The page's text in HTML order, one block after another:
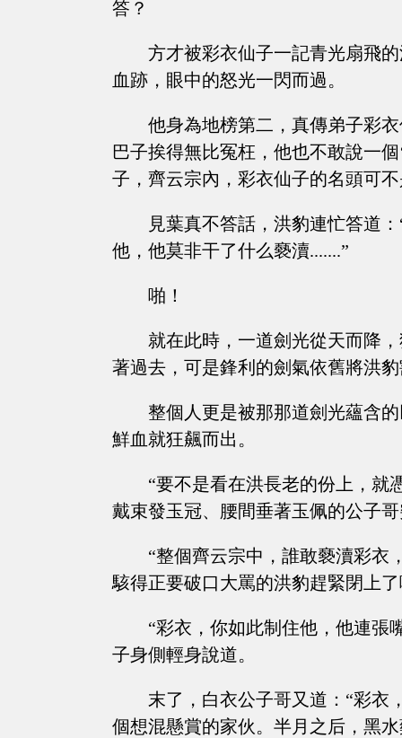
答？
方才被彩衣仙子一記青光扇飛
血跡，眼中的怒光一閃而過。
他身為地榜第二，真傳弟子彩
巴子挨得無比冤枉，他也不敢說一
子，齊云宗內，彩衣仙子的名頭可
見葉真不答話，洪豹連忙答道
他，他莫非干了什么褻瀆.......”
啪！
就在此時，一道劍光從天而降
著過去，可是鋒利的劍氣依舊將洪
整個人更是被那那道劍光蘊含
鮮血就狂飆而出。
“要不是看在洪長老的份上，就
戴束發玉冠、腰間垂著玉佩的公子
“整個齊云宗中，誰敢褻瀆彩衣
駭得正要破口大罵的洪豹趕緊閉上
“彩衣，你如此制住他，他連張
子身側輕身說道。
末了，白衣公子哥又道：“彩衣
個想混懸賞的家伙。半月之后，黑